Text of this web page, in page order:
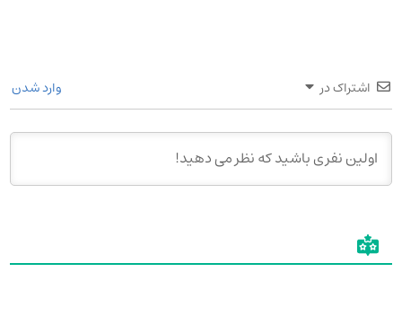
اشتراک در وارد شدن